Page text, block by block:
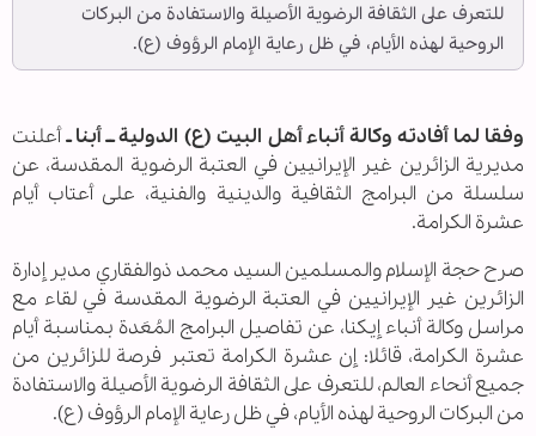
للتعرف على الثقافة الرضوية الأصيلة والاستفادة من البركات
الروحية لهذه الأيام، في ظل رعایة الإمام الرؤوف (ع).
وفقا لما أفادته وكالة أنباء أهل البيت (ع) الدولية ــ أبنا ـأعلنت
مدیریة الزائرین غير الإيرانيين في العتبة الرضوية المقدسة، عن
سلسلة من البرامج الثقافية والدينية والفنية، علی أعتاب أیام
عشرة الکرامة.
صرح حجة الإسلام والمسلمين السيد محمد ذوالفقاري مدير إدارة
الزائرین غير الإيرانيين في العتبة الرضوية المقدسة في لقاء مع
مراسل وكالة أنباء إیکنا، عن تفاصیل البرامج المُعَدة بمناسبة أیام
عشرة الكرامة، قائلا: إن عشرة الكرامة تعتبر فرصة للزائرین من
جميع أنحاء العالم، للتعرف على الثقافة الرضوية الأصيلة والاستفادة
من البركات الروحية لهذه الأيام، في ظل رعایة الإمام الرؤوف (ع).